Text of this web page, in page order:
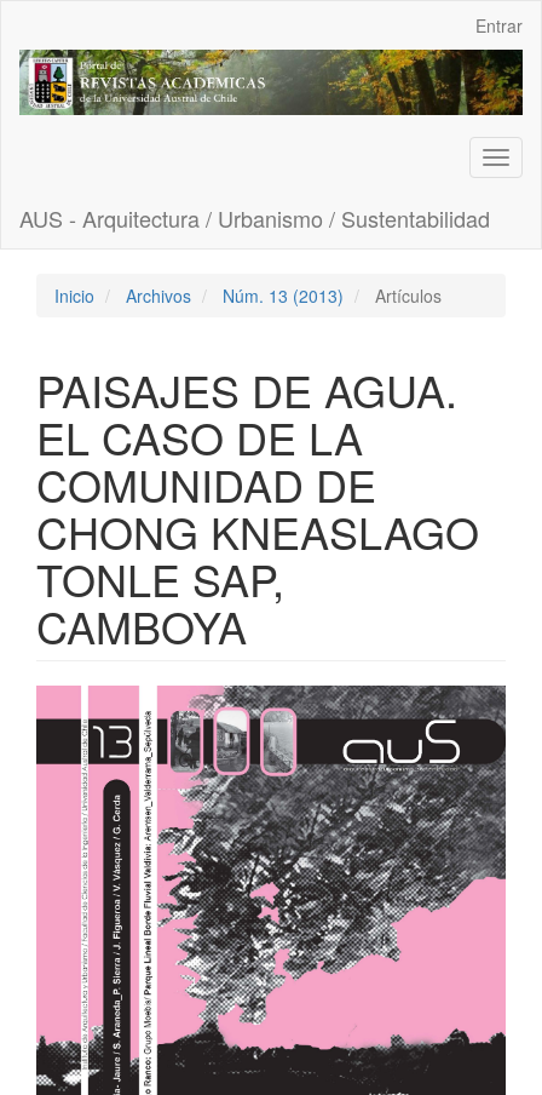
Contenido
principal
Barra
Entrar
AUS - Arquitectura / Urbanismo / Sustentabilidad
Inicio Archivos Núm. 13 (2013) Artículos
PAISAJES DE AGUA.
EL CASO DE LA
COMUNIDAD DE
CHONG KNEASLAGO
TONLE SAP,
CAMBOYA
Barra
lateral
del
artículo